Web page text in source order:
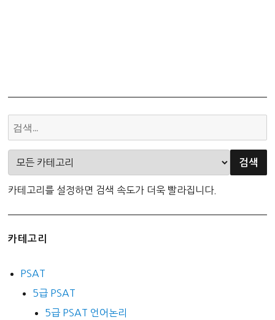
카테고리를 설정하면 검색 속도가 더욱 빨라집니다.
카테고리
PSAT
5급 PSAT
5급 PSAT 언어논리